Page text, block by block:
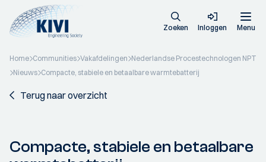
Zoeken Inloggen Menu
Home Communities Vakafdelingen Nederlandse Procestechnologen NPT
Nieuws Compacte, stabiele en betaalbare warmtebatterij
Terug naar overzicht
Compacte, stabiele en betaalbare